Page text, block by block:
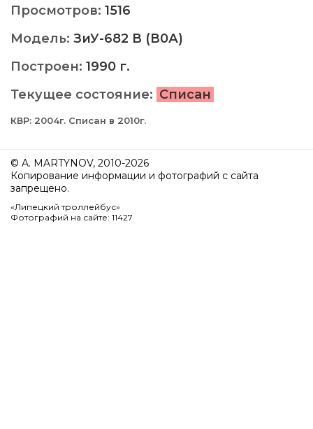
Просмотров: 1516
Модель: ЗиУ-682 В (В0А)
Построен: 1990 г.
Текущее состояние: Списан
КВР: 2004г. Списан в 2010г.
© A. MARTYNOV, 2010-2026
Копирование информации и фотографий с сайта
запрещено.
«Липецкий троллейбус»
Фотографий на сайте: 11427